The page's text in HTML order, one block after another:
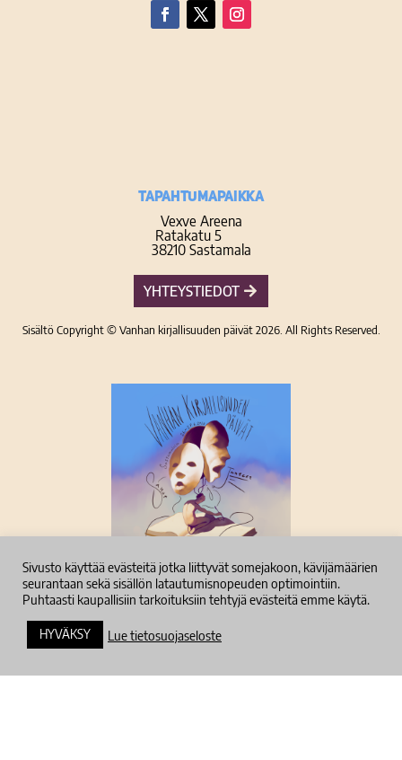
TAPAHTUMAPAIKKA
Vexve Areena
Ratakatu 5
38210 Sastamala
YHTEYSTIEDOT
Sisältö Copyright © Vanhan kirjallisuuden päivät 2026. All Rights Reserved.
Tietosuojaseloste
Tilaa uutiskirje
Sivusto käyttää evästeitä jotka liittyvät somejakoon, kävijämäärien
seurantaan sekä sisällön latautumisnopeuden optimointiin.
Puhtaasti kaupallisiin tarkoituksiin tehtyjä evästeitä emme käytä.
HYVÄKSY Lue tietosuojaseloste